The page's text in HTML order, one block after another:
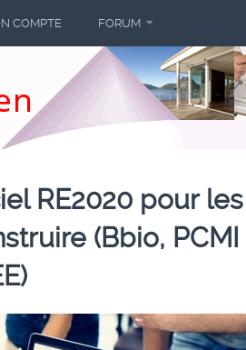
COMPTE FORUM
RE2020 pour les
(Bbio, PCMI